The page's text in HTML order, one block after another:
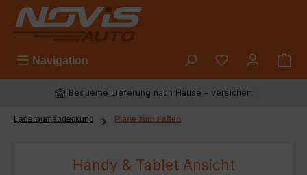
Zum Hauptinhalt springen
Navigation Du hast 0
Bequeme Lieferung nach Hause – versichert
Laderaumabdeckung Plane zum Falten
Handy & Tablet Ansicht